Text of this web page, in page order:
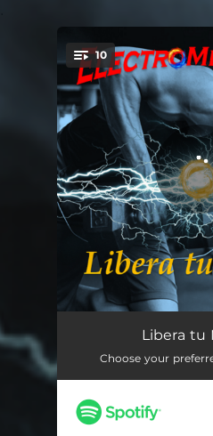
You're all set!
10
Al Extremo
Caracter
Corazon Puro
Libera tu
Choose your